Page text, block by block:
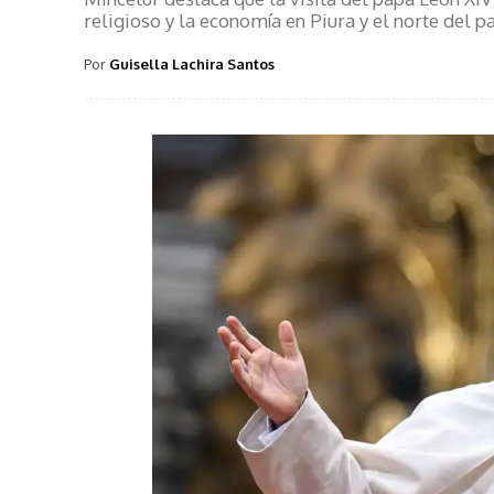
religioso y la economía en Piura y el norte del
Por Guisella Lachira Santos